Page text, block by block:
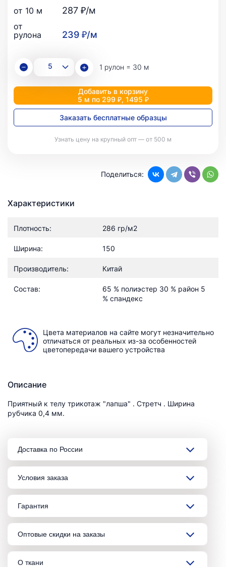
от 10 м 287 ₽/м
от
рулона
239 ₽/м
1 рулон = 30 м
Добавить в корзину
5 м по 299 ₽, 1495 ₽
Заказать бесплатные образцы
Узнать цену на крупный опт — от 500 м
Поделиться:
Характеристики
Плотность: 286 гр/м2
Ширина: 150
Производитель: Китай
Состав:
65 % полиэстер 30 % район 5
% спандекс
Цвета материалов на сайте могут незначительно
отличаться от реальных из-за особенностей
цветопередачи вашего устройства
Описание
Приятный к телу трикотаж "лапша" . Стретч . Ширина
рубчика 0,4 мм.
Доставка по России
Условия заказа
Гарантия
Оптовые скидки на заказы
О ткани